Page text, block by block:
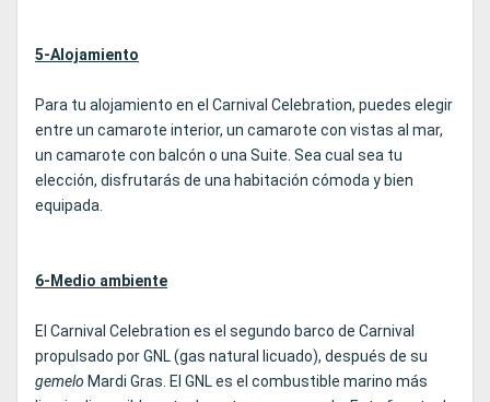
5-Alojamiento
Para tu alojamiento en el Carnival Celebration, puedes elegir
entre un camarote interior, un camarote con vistas al mar,
un camarote con balcón o una Suite. Sea cual sea tu
elección, disfrutarás de una habitación cómoda y bien
equipada.
6-Medio ambiente
El Carnival Celebration es el segundo barco de Carnival
propulsado por GNL (gas natural licuado), después de su
gemelo Mardi Gras. El GNL es el combustible marino más